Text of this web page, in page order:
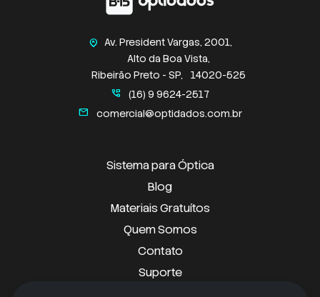
home_pin
Av. President Vargas, 2001,
Alto da Boa Vista,
Ribeirão Preto - SP,
14020-525
perm_phone_msg (16) 9 9624-2517
mail comercial@optidados.com.br
Sistema para Óptica
Blog
Materiais Gratuítos
Quem Somos
Contato
Suporte